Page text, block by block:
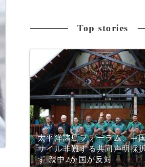
Top stories
太平洋諸島フォーラム、中
サイル非難する共同声明採
ず 親中2か国が反対